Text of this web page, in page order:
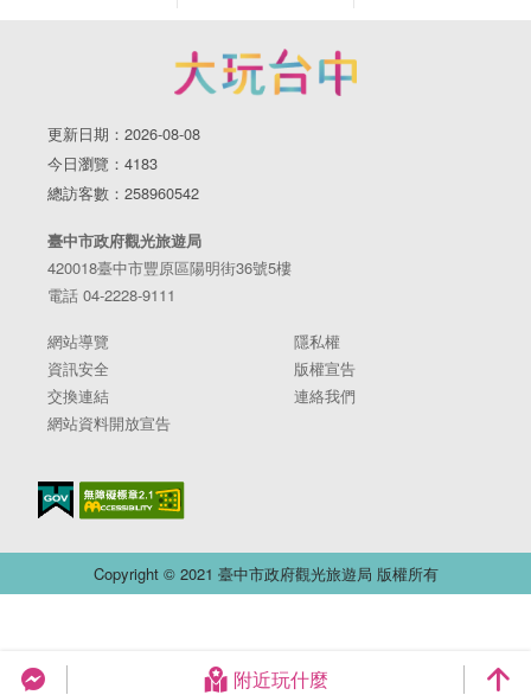
更新日期：2026-08-08
今日瀏覽：4183
總訪客數：258960542
臺中市政府觀光旅遊局
420018臺中市豐原區陽明街36號5樓
電話 04-2228-9111
網站導覽
隱私權
資訊安全
版權宣告
交換連結
連絡我們
網站資料開放宣告
Copyright © 2021 臺中市政府觀光旅遊局 版權所有
附近玩什麼